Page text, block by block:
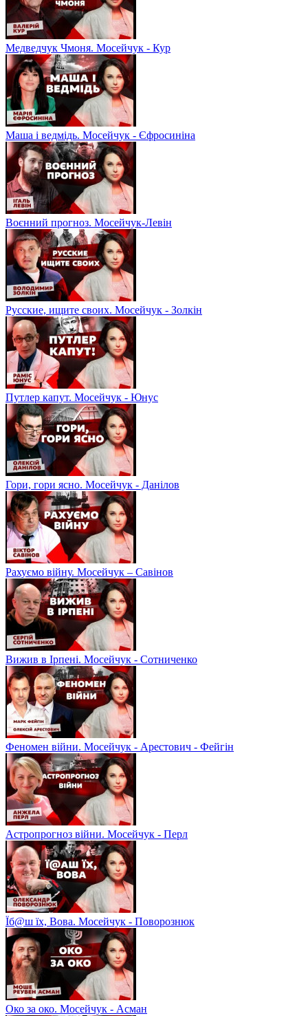
Медведчук Чмоня. Мосейчук - Кур
Маша і ведмідь. Мосейчук - Єфросиніна
Воєнний прогноз. Мосейчук-Левін
Русские, ищите своих. Мосейчук - Золкін
Путлер капут. Мосейчук - Юнус
Гори, гори ясно. Мосейчук - Данілов
Рахуємо війну. Мосейчук – Савінов
Вижив в Ірпені. Мосейчук - Сотниченко
Феномен війни. Мосейчук - Арестович - Фейгін
Астропрогноз війни. Мосейчук - Перл
Їб@ш їх, Вова. Мосейчук - Поворознюк
Око за око. Мосейчук - Асман